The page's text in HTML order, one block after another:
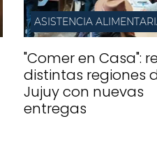
ASISTENCIA
"Comer en Casa":
distintas regiones
Jujuy con nuevas
entregas